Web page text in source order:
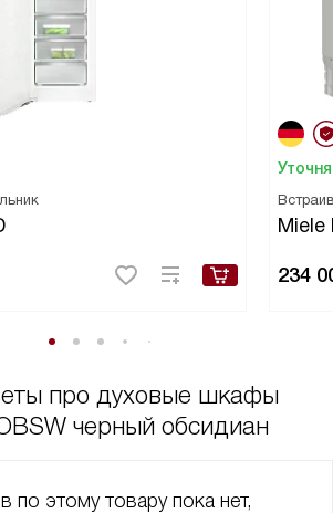
Miele
234
про духовые шкафы
черный обсидиан
по этому товару пока нет,